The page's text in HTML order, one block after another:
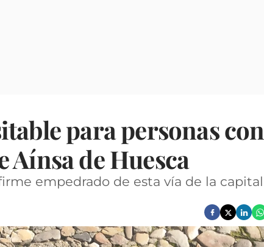
para personas con
de Huesca
empedrado de esta vía de la capital